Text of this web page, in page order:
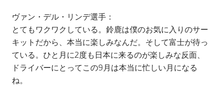
ヴァン・デル・リンデ選手：
とてもワクワクしている。鈴鹿は僕のお気に入りのサー
キットだから、本当に楽しみなんだ。そして富士が待っ
ている。ひと月に2度も日本に来るのが楽しみな反面、
ドライバーにとってこの9月は本当に忙しい月になる
ね。